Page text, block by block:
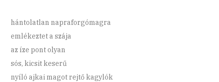
hántolatlan napraforgómagra
emlékeztet a szája
az íze pont olyan
sós, kicsit keserű
nyíló ajkai magot rejtő kagylók